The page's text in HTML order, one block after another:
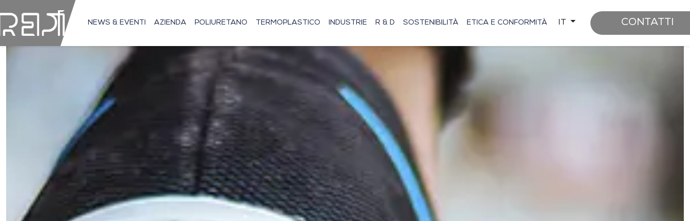
NEWS & EVENTI AZIENDA POLIURETANO TERMOPLASTICO INDUSTRIE R & D SOSTENIBILITÀ ETICA E CONFORMITÀ IT CONTATTI